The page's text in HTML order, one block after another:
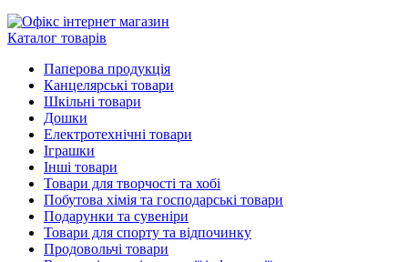
Каталог товарів
Паперова продукція
Канцелярські товари
Шкільні товари
Дошки
Електротехнічні товари
Іграшки
Інші товари
Товари для творчості та хобі
Побутова хімія та господарські товари
Подарунки та сувеніри
Товари для спорту та відпочинку
Продовольчі товари